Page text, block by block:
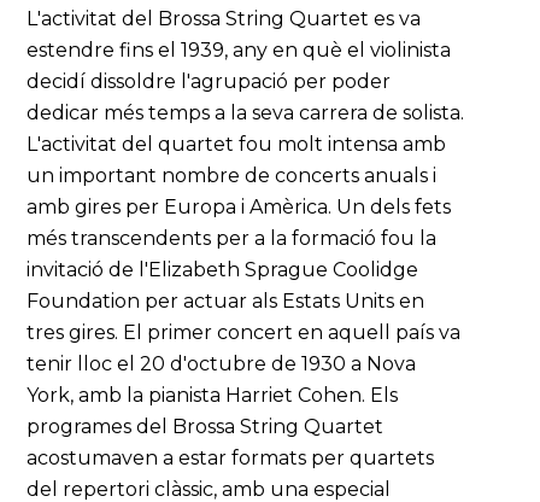
L'activitat del Brossa String Quartet es va
estendre fins el 1939, any en què el violinista
decidí dissoldre l'agrupació per poder
dedicar més temps a la seva carrera de solista.
L'activitat del quartet fou molt intensa amb
un important nombre de concerts anuals i
amb gires per Europa i Amèrica. Un dels fets
més transcendents per a la formació fou la
invitació de l'Elizabeth Sprague Coolidge
Foundation per actuar als Estats Units en
tres gires. El primer concert en aquell país va
tenir lloc el 20 d'octubre de 1930 a Nova
York, amb la pianista Harriet Cohen. Els
programes del Brossa String Quartet
acostumaven a estar formats per quartets
del repertori clàssic, amb una especial